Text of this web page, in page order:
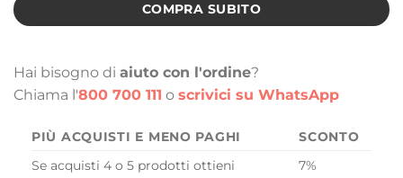
COMPRA SUBITO
Hai bisogno di aiuto con l'ordine?
Chiama l'800 700 111 o scrivici su WhatsApp
PIÙ ACQUISTI E MENO PAGHI
SCONTO
Se acquisti 4 o 5 prodotti ottieni
7%